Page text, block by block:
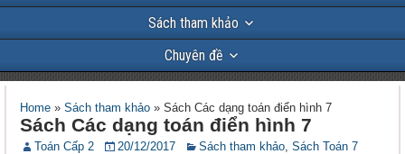
Sách tham khảo
Chuyên đề
Home » Sách tham khảo » Sách Các dạng toán điển hình 7
Sách Các dạng toán điển hình 7
Toán Cấp 2 20/12/2017 Sách tham khảo, Sách Toán 7